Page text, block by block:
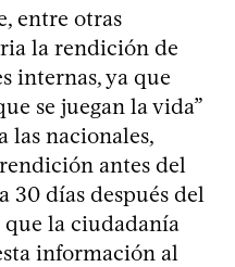
entre otras
la rendición de
internas, ya que
se juegan la vida”
las nacionales,
antes del
30 días después del
la ciudadanía
información al